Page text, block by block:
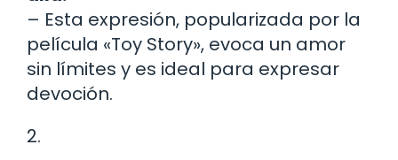
– Esta expresión, popularizada por la
película «Toy Story», evoca un amor
sin límites y es ideal para expresar
devoción.
2.